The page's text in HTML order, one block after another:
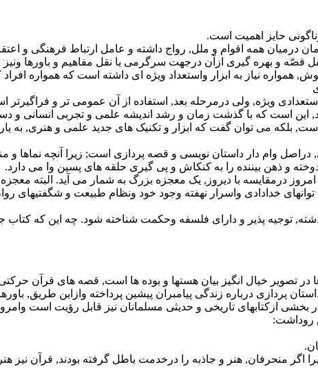
حایز اهمیت است.
درمیان همه اقوام و ملل, رواج داشته و عامل ارتباط فرهنگى و
قصّه و بهره گیرى ازآن درجهت سرگرمى یا نقل مفاهیم و باورها
نیاز به ابزار واستعداد ویژه اى داشته است که همواره افراد
ویژه, ولى درمرحله بعد, استفاده از آن عمومى تر و فراگیرتر
این است که با گذشت زمان و رشد اندیشه علمى و تجربى انسانى و
بلکه مى توان گفت که ابزار و تکنیک هاى جدید علمى و هنرى, به
دراصل وام دار داستان نویسى و قصه پردازى است; زیرا آنچه نماها
و ذهن بیننده را به کنکاش و پى گیرى حلقه هاى پسین وا مى دارد.
درمقایسه با دیروز, یک معجزه بزرگ به شمار مى آید. البته معجزه اى
خدادادى واسرار نهفته وجود خود ونظام طبیعت و شگفتیهاى
توجیه پذیر و داراى فلسفه وحکمت شناخته شود. چه این که کتاب
در تصویر خیال انگیز بیان هستها و بوده ها است, قصه هاى قرآن
پردازى درباره زندگى پیامبران پیشین پرداخته وازاین طریق,
بخشى ازکتابهاى تاریخى و حدیثى مسلمانان نیز قابل رؤیت است
روداشت:
منحرفان, هنر و جاذبه را درخدمت باطل گرفته بودند, قرآن نیز